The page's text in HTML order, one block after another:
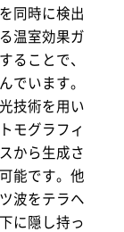
同時に検出
温室効果ガ
ることで、
でいます。
技術を用い
モグラフィ
から生成さ
能です。他
波をテラヘ
に隠し持っ